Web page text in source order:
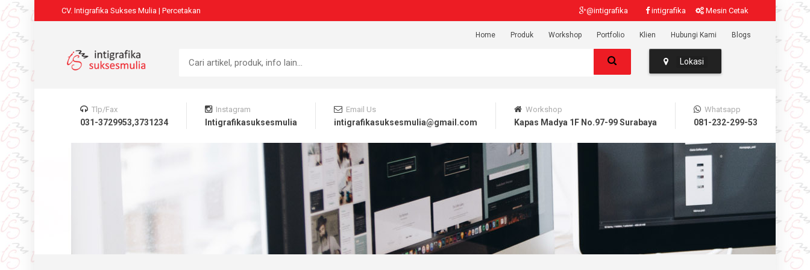
CV. Intigrafika Sukses Mulia | Percetakan @intigrafika intigrafika Mesin Cetak
Home Produk Workshop Portfolio Klien Hubungi Kami Blogs
Lokasi
Home
Tlp/Fax
031-3729953,3731234
Instagram
Intigrafikasuksesmulia
Email Us
intigrafikasuksesmulia@gmail.com
Workshop
Kapas Madya 1F No.97-99 Surabaya
Whatsapp
081-232-299-53